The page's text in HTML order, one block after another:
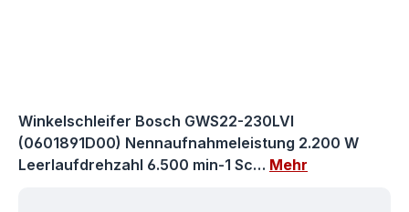
Winkelschleifer Bosch GWS22-230LVI
(0601891D00) Nennaufnahmeleistung 2.200 W
Leerlaufdrehzahl 6.500 min-1 Sc… Mehr